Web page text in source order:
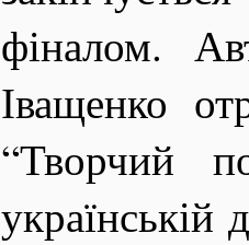
фіналом.
Іващенко
“Творчий
українській